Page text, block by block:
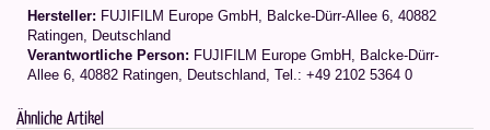
Hersteller: FUJIFILM Europe GmbH, Balcke-Dürr-Allee 6, 40882
Ratingen, Deutschland
Verantwortliche Person: FUJIFILM Europe GmbH, Balcke-Dürr-
Allee 6, 40882 Ratingen, Deutschland, Tel.: +49 2102 5364 0
Ähnliche Artikel